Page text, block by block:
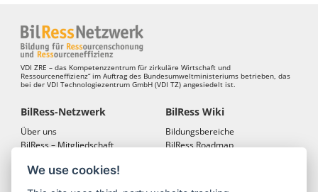
We use cookies!
VDI ZRE – das Kompetenzzentrum für zirkuläre Wirtschaft und
Ressourceneffizienz“ im Auftrag des Bundesumweltministeriums betrieben, das
bei der VDI Technologiezentrum GmbH (VDI TZ) angesiedelt ist.
BilRess-Netzwerk
Über uns
BilRess – Mitgliedschaft
BilRess Wiki
Bildungsbereiche
BilRess Roadmap